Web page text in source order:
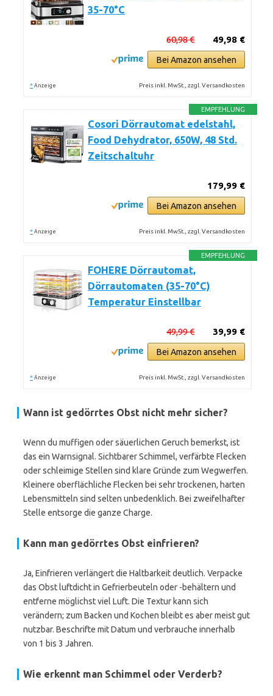
35-70°C
49,98 €
60,98 €
Bei Amazon ansehen
* Anzeige Preis inkl. MwSt., zzgl. Versandkosten
EMPFEHLUNG
Cosori Dörrautomat edelstahl,
Food Dehydrator, 650W, 48 Std.
Zeitschaltuhr
179,99 €
Bei Amazon ansehen
* Anzeige Preis inkl. MwSt., zzgl. Versandkosten
EMPFEHLUNG
FOHERE Dörrautomat,
Dörrautomaten (35-70°C)
Temperatur Einstellbar
39,99 €
49,99 €
Bei Amazon ansehen
* Anzeige Preis inkl. MwSt., zzgl. Versandkosten
Wann ist gedörrtes Obst nicht mehr sicher?
Wenn du muffigen oder säuerlichen Geruch bemerkst, ist
das ein Warnsignal. Sichtbarer Schimmel, verfärbte Flecken
oder schleimige Stellen sind klare Gründe zum Wegwerfen.
Kleinere oberflächliche Flecken bei sehr trockenen, harten
Lebensmitteln sind selten unbedenklich. Bei zweifelhafter
Stelle entsorge die ganze Charge.
Kann man gedörrtes Obst einfrieren?
Ja, Einfrieren verlängert die Haltbarkeit deutlich. Verpacke
das Obst luftdicht in Gefrierbeuteln oder -behältern und
entferne möglichst viel Luft. Die Textur kann sich
verändern; zum Backen und Kochen bleibt es aber meist gut
nutzbar. Beschrifte mit Datum und verbrauche innerhalb
von 1 bis 3 Jahren.
Wie erkennt man Schimmel oder Verderb?